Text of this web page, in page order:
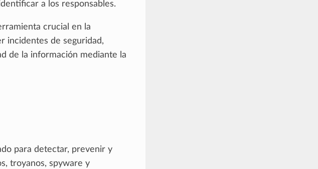
a los responsables.
crucial en la
incidentes de seguridad,
de la información mediante la
para detectar, prevenir y
troyanos, spyware y